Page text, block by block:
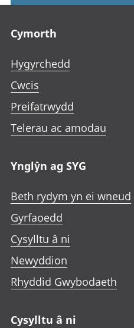
Cymorth
Hygyrchedd
Cwcis
Preifatrwydd
Telerau ac amodau
Ynglŷn ag SYG
Beth rydym yn ei wneud
Gyrfaoedd
Cysylltu â ni
Newyddion
Rhyddid Gwybodaeth
Cysylltu â ni